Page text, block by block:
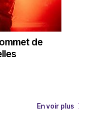
de
En voir plus